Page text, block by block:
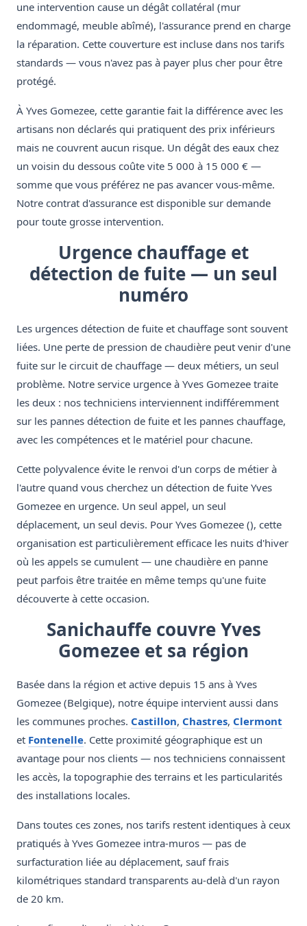
une intervention cause un dégât collatéral (mur
endommagé, meuble abîmé), l'assurance prend en charge
la réparation. Cette couverture est incluse dans nos tarifs
standards — vous n'avez pas à payer plus cher pour être
protégé.
À Yves Gomezee, cette garantie fait la différence avec les
artisans non déclarés qui pratiquent des prix inférieurs
mais ne couvrent aucun risque. Un dégât des eaux chez
un voisin du dessous coûte vite 5 000 à 15 000 € —
somme que vous préférez ne pas avancer vous-même.
Notre contrat d'assurance est disponible sur demande
pour toute grosse intervention.
Urgence chauffage et
détection de fuite — un seul
numéro
Les urgences détection de fuite et chauffage sont souvent
liées. Une perte de pression de chaudière peut venir d'une
fuite sur le circuit de chauffage — deux métiers, un seul
problème. Notre service urgence à Yves Gomezee traite
les deux : nos techniciens interviennent indifféremment
sur les pannes détection de fuite et les pannes chauffage,
avec les compétences et le matériel pour chacune.
Cette polyvalence évite le renvoi d'un corps de métier à
l'autre quand vous cherchez un détection de fuite Yves
Gomezee en urgence. Un seul appel, un seul
déplacement, un seul devis. Pour Yves Gomezee (), cette
organisation est particulièrement efficace les nuits d'hiver
où les appels se cumulent — une chaudière en panne
peut parfois être traitée en même temps qu'une fuite
découverte à cette occasion.
Sanichauffe couvre Yves
Gomezee et sa région
Basée dans la région et active depuis 15 ans à Yves
Gomezee (Belgique), notre équipe intervient aussi dans
les communes proches. Castillon, Chastres, Clermont
et Fontenelle. Cette proximité géographique est un
avantage pour nos clients — nos techniciens connaissent
les accès, la topographie des terrains et les particularités
des installations locales.
Dans toutes ces zones, nos tarifs restent identiques à ceux
pratiqués à Yves Gomezee intra-muros — pas de
surfacturation liée au déplacement, sauf frais
kilométriques standard transparents au-delà d'un rayon
de 20 km.